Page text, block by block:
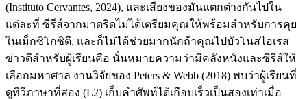
(Instituto Cervantes, 2024), และเสียงของมันแตกต่างกันไปใน
แต่ละที่ ซีรีส์จากมาดริดไม่ได้เตรียมคุณให้พร้อมสำหรับการคุย
ในเม็กซิโกซิตี, และก็ไม่ได้ช่วยมากนักถ้าคุณไปบัวโนสไอเรส
ข่าวดีสำหรับผู้เรียนคือ นั่นหมายความว่ามีคลังหนังและซีรีส์ให้
เลือกมหาศาล งานวิจัยของ Peters & Webb (2018) พบว่าผู้เรียนที่
ดูทีวีภาษาที่สอง (L2) เก็บคำศัพท์ได้เกือบเร็วเป็นสองเท่าเมื่อ